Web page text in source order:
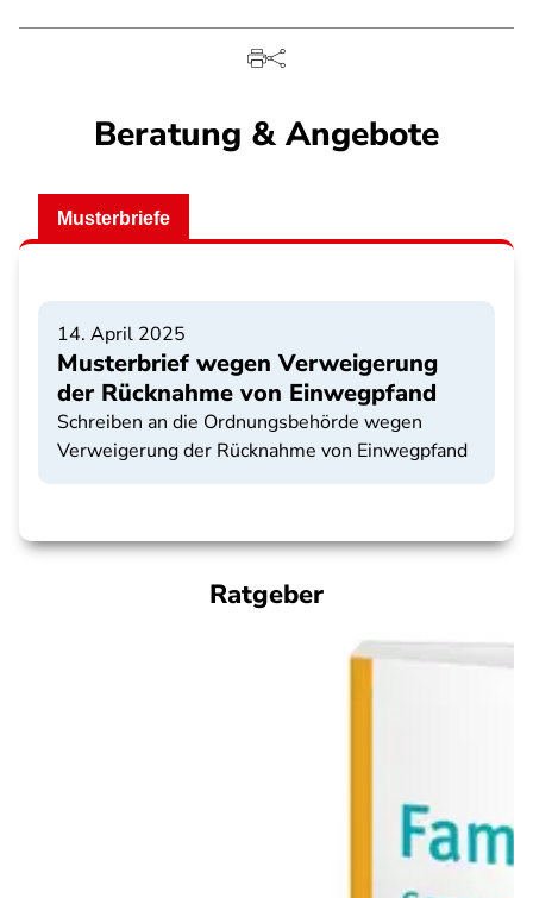
Beratung & Angebote
Musterbriefe
14. April 2025
Musterbrief wegen Verweigerung
der Rücknahme von Einwegpfand
Schreiben an die Ordnungsbehörde wegen
Verweigerung der Rücknahme von Einwegpfand
Ratgeber